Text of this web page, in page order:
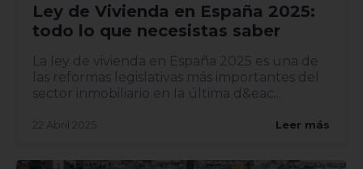
Ley de Vivienda en España 2025:
todo lo que necesistas saber
La ley de vivienda en España 2025 es una de
las reformas legislativas más importantes del
sector inmobiliario en la última d&eac...
22 Abril 2025 Leer más